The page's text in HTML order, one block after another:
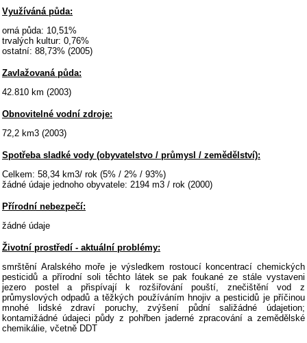
Využíváná půda:
orná půda: 10,51%
trvalých kultur: 0,76%
ostatní: 88,73% (2005)
Zavlažovaná půda:
42.810 km (2003)
Obnovitelné vodní zdroje:
72,2 km3 (2003)
Spotřeba sladké vody (obyvatelstvo / průmysl / zemědělství):
Celkem: 58,34 km3/ rok (5% / 2% / 93%)
žádné údaje jednoho obyvatele: 2194 m3 / rok (2000)
Přírodní nebezpečí:
žádné údaje
Životní prostředí - aktuální problémy:
smrštění Aralského moře je výsledkem rostoucí koncentrací chemických
pesticidů a přírodní soli těchto látek se pak foukané ze stále vystaveni
jezero postel a přispívají k rozšiřování pouští, znečištění vod z
průmyslových odpadů a těžkých používáním hnojiv a pesticidů je příčinou
mnohé lidské zdraví poruchy, zvýšení půdní saližádné údajetion;
kontamižádné údajeci půdy z pohřben jaderné zpracování a zemědělské
chemikálie, včetně DDT